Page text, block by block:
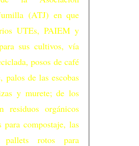
(ATJ) en que
UTEs, PAIEM y
sus cultivos, vía
posos de café
palos de las escobas
y murete; de los
residuos orgánicos
para compostaje, las
rotos para